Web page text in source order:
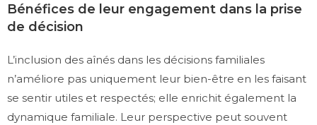
Bénéfices de leur engagement dans la prise
de décision
L’inclusion des aînés dans les décisions familiales
n’améliore pas uniquement leur bien-être en les faisant
se sentir utiles et respectés; elle enrichit également la
dynamique familiale. Leur perspective peut souvent